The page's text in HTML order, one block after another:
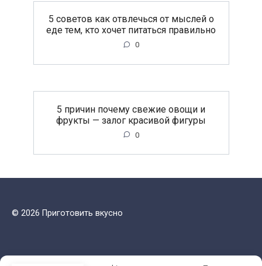
5 советов как отвлечься от мыслей о
еде тем, кто хочет питаться правильно
0
5 причин почему свежие овощи и
фрукты — залог красивой фигуры
0
© 2026 Приготовить вкусно